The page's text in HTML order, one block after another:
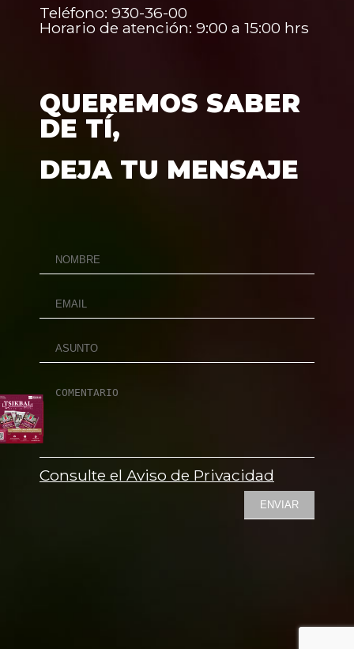
Teléfono: 930-36-00
Horario de atención: 9:00 a 15:00 hrs
QUEREMOS SABER
DE TÍ,
DEJA TU MENSAJE
Consulte el Aviso de Privacidad